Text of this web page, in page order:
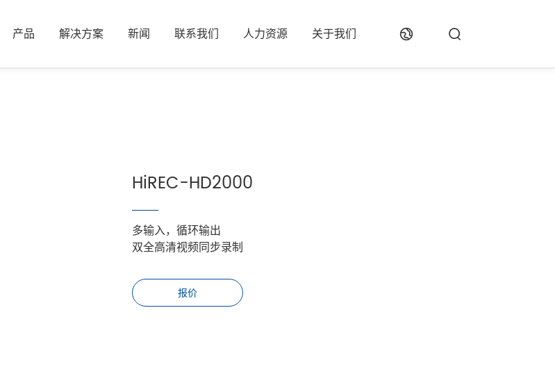
产品 解决方案 新闻 联系我们 人力资源 关于我们
HiREC-HD2000
多输入，循环输出
双全高清视频同步录制
报价